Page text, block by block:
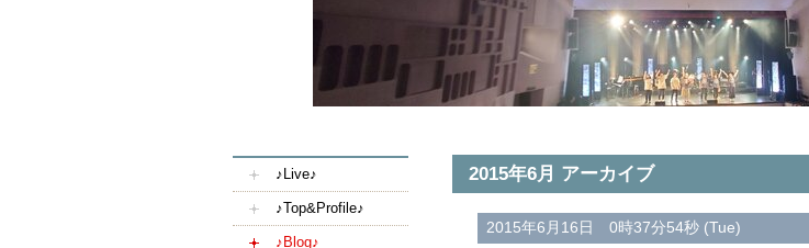
2015年6月 アーカイブ
2015年6月16日 0時37分54秒 (Tue)
♪Live♪
♪Top&Profile♪
♪Blog♪